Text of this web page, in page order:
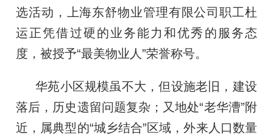
选活动，上海东舒物业管理有限公司职工杜
运正凭借过硬的业务能力和优秀的服务态
度，被授予“最美物业人”荣誉称号。
华苑小区规模虽不大，但设施老旧，建设
落后，历史遗留问题复杂；又地处“老华漕”附
近，属典型的“城乡结合”区域，外来人口数量